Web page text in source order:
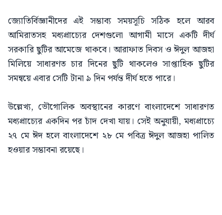
জ্যোতির্বিজ্ঞানীদের এই সম্ভাব্য সময়সূচি সঠিক হলে আরব
আমিরাতসহ মধ্যপ্রাচ্যের দেশগুলো আগামী মাসে একটি দীর্ঘ
সরকারি ছুটির আমেজে থাকবে। আরাফাত দিবস ও ঈদুল আজহা
মিলিয়ে সাধারণত চার দিনের ছুটি থাকলেও সাপ্তাহিক ছুটির
সমন্বয়ে এবার সেটি টানা ৯ দিন পর্যন্ত দীর্ঘ হতে পারে।
উল্লেখ্য, ভৌগোলিক অবস্থানের কারণে বাংলাদেশে সাধারণত
মধ্যপ্রাচ্যের একদিন পর চাঁদ দেখা যায়। সেই অনুযায়ী, মধ্যপ্রাচ্যে
২৭ মে ঈদ হলে বাংলাদেশে ২৮ মে পবিত্র ঈদুল আজহা পালিত
হওয়ার সম্ভাবনা রয়েছে।